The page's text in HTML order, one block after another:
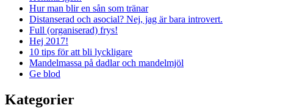
Hur man blir en sån som tränar
Distanserad och asocial? Nej, jag är bara introvert.
Full (organiserad) frys!
Hej 2017!
10 tips för att bli lyckligare
Mandelmassa på dadlar och mandelmjöl
Ge blod
Kategorier